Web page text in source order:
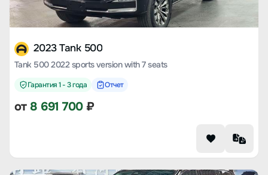
2023 Tank 500
Tank 500 2022 sports version with 7 seats
Гарантия 1 - 3 года Отчет
от 8 691 700₽